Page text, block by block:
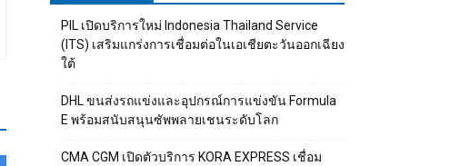
PIL เปิดบริการใหม่ Indonesia Thailand Service
(ITS) เสริมแกร่งการเชื่อมต่อในเอเชียตะวันออกเฉียง
ใต้
DHL ขนส่งรถแข่งและอุปกรณ์การแข่งขัน Formula
E พร้อมสนับสนุนซัพพลายเชนระดับโลก
CMA CGM เปิดตัวบริการ KORA EXPRESS เชื่อม